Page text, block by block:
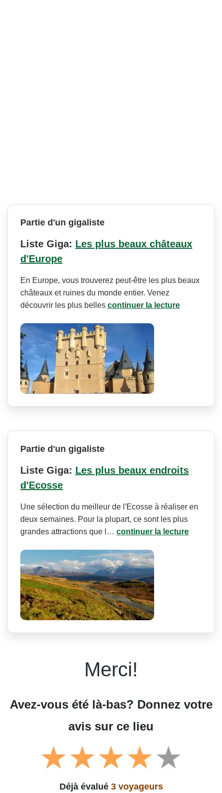
Partie d'un gigaliste
Liste Giga: Les plus beaux châteaux
d'Europe
En Europe, vous trouverez peut-être les plus beaux
châteaux et ruines du monde entier. Venez
découvrir les plus belles continuer la lecture
Partie d'un gigaliste
Liste Giga: Les plus beaux endroits
d'Ecosse
Une sélection du meilleur de l'Ecosse à réaliser en
deux semaines. Pour la plupart, ce sont les plus
grandes attractions que l… continuer la lecture
Merci!
Avez-vous été là-bas? Donnez votre
avis sur ce lieu
Déjà évalué 3 voyageurs